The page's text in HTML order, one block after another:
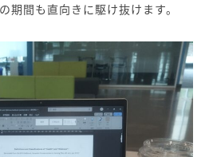
期間も直向きに駆け抜けます。